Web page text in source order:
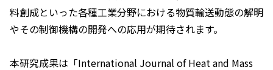
料創成といった各種工業分野における物質輸送動態の解明
やその制御機構の開発への応用が期待されます。
本研究成果は「International Journal of Heat and Mass